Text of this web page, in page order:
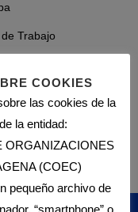
Trabajo
PDF)
COOKIES
las cookies de la
la entidad:
ORGANIZACIONES
(COEC)
pequeño archivo de